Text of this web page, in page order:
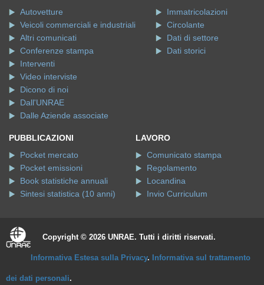
Autovetture
Veicoli commerciali e industriali
Altri comunicati
Conferenze stampa
Interventi
Video interviste
Dicono di noi
Dall'UNRAE
Dalle Aziende associate
Immatricolazioni
Circolante
Dati di settore
Dati storici
PUBBLICAZIONI
Pocket mercato
Pocket emissioni
Book statistiche annuali
Sintesi statistica (10 anni)
LAVORO
Comunicato stampa
Regolamento
Locandina
Invio Curriculum
Copyright © 2026 UNRAE. Tutti i diritti riservati.
Informativa Estesa sulla Privacy. Informativa sul trattamento
dei dati personali.